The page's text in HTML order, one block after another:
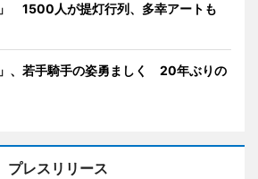
1500人が提灯行列、多幸アートも
、若手騎手の姿勇ましく 20年ぶりの
プレスリリース